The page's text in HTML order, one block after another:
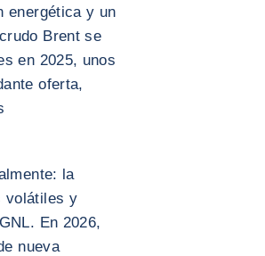
energética y un
Brent se
en 2025, unos
oferta,
la
volátiles y
En 2026,
nueva